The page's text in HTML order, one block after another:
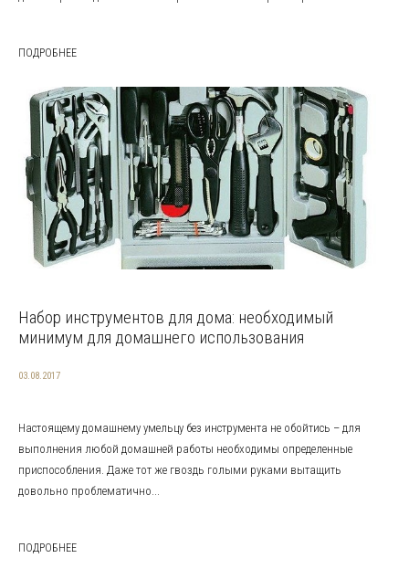
ПОДРОБНЕЕ
Набор инструментов для дома: необходимый
минимум для домашнего использования
03.08.2017
Настоящему домашнему умельцу без инструмента не обойтись – для
выполнения любой домашней работы необходимы определенные
приспособления. Даже тот же гвоздь голыми руками вытащить
довольно проблематично...
ПОДРОБНЕЕ